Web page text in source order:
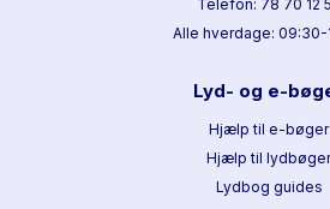
Telefon: 78 70 12
Alle hverdage: 09:30-
Lyd- og e-
Hjælp til e-bøger
Hjælp til lydbøger
Lydbog guides